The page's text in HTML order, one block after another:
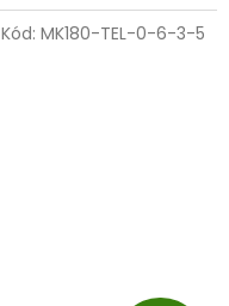
Kód: MK180-TEL-0-6-3-5